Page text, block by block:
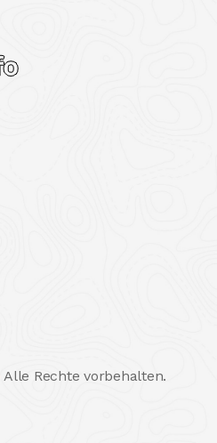
Alle Rechte vorbehalten.